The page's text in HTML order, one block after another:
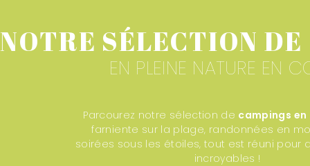
NOTRE SÉLECTION
EN PLEINE NATURE EN
Parcourez notre sélection de campings en
farniente sur la plage, randonnées en
soirées sous les étoiles, tout est réuni pour
incroyables !